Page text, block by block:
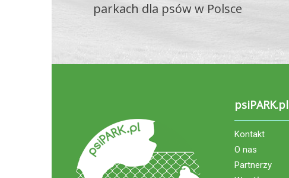
parkach dla psów w Polsce
psiPARK.pl
Kontakt
O nas
Partnerzy